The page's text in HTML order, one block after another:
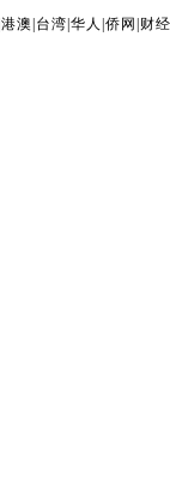
港澳 台湾 华人 侨网 财经